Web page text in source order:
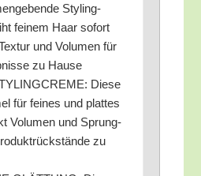
Sty­ling­
fei­nem Haar sofort
und Volu­men für
zu Hause
Die­se
für fei­nes und plat­tes
Volu­men und Sprung­
zu